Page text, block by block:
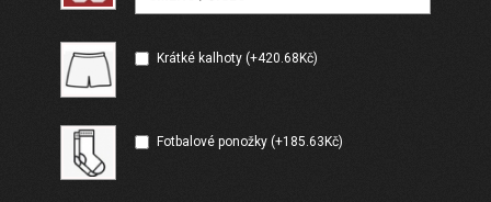
Krátké kalhoty (+420.68Kč)
Fotbalové ponožky (+185.63Kč)